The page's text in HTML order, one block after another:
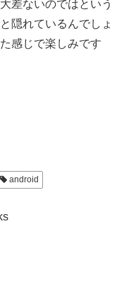
差ないのではという
隠れているんでしょ
感じで楽しみです
android